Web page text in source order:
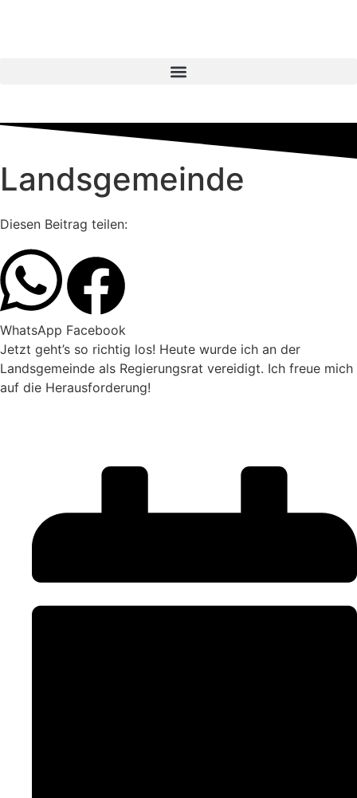
Landsgemeinde
Diesen Beitrag teilen:
WhatsApp Facebook
Jetzt geht’s so richtig los! Heute wurde ich an der
Landsgemeinde als Regierungsrat vereidigt. Ich freue mich
auf die Herausforderung!